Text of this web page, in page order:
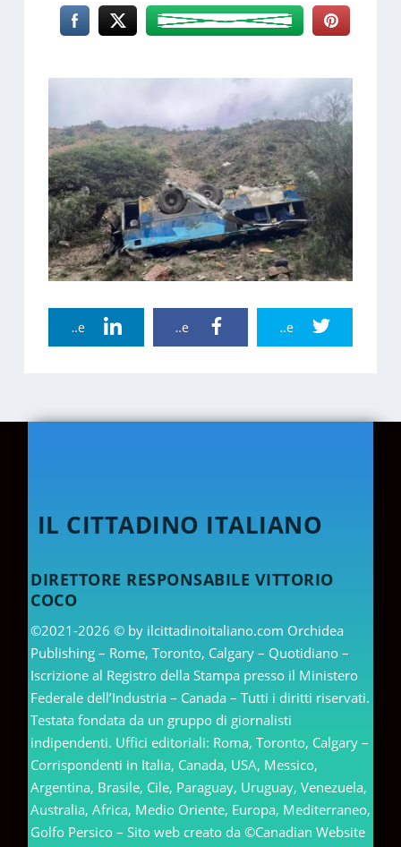
Twitter Share
Facebook Share
Linkedin Share
IL CITTADINO ITALIANO
DIRETTORE RESPONSABILE VITTORIO
COCO
©2021-2026 © by ilcittadinoitaliano.com Orchidea
Publishing – Rome, Toronto, Calgary – Quotidiano –
Iscrizione al Registro della Stampa presso il Ministero
Federale dell’Industria – Canada – Tutti i diritti riservati.
Testata fondata da un gruppo di giornalisti
indipendenti. Uffici editoriali: Roma, Toronto, Calgary –
Corrispondenti in Italia, Canada, USA, Messico,
Argentina, Brasile, Cile, Paraguay, Uruguay, Venezuela,
Australia, Africa, Medio Oriente, Europa, Mediterraneo,
Golfo Persico – Sito web creato da ©Canadian Website